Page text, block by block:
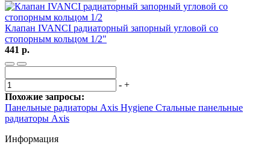
Клапан IVANCI радиаторный запорный угловой со
стопорным кольцом 1/2"
441 р.
- +
Похожие запросы:
Панельные радиаторы Axis Hygiene Стальные панельные
радиаторы Axis
Информация